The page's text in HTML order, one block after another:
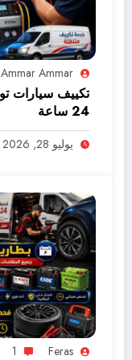
Ammar Ammar
24 ساعة
يوليو 28, 2026
Feras
1